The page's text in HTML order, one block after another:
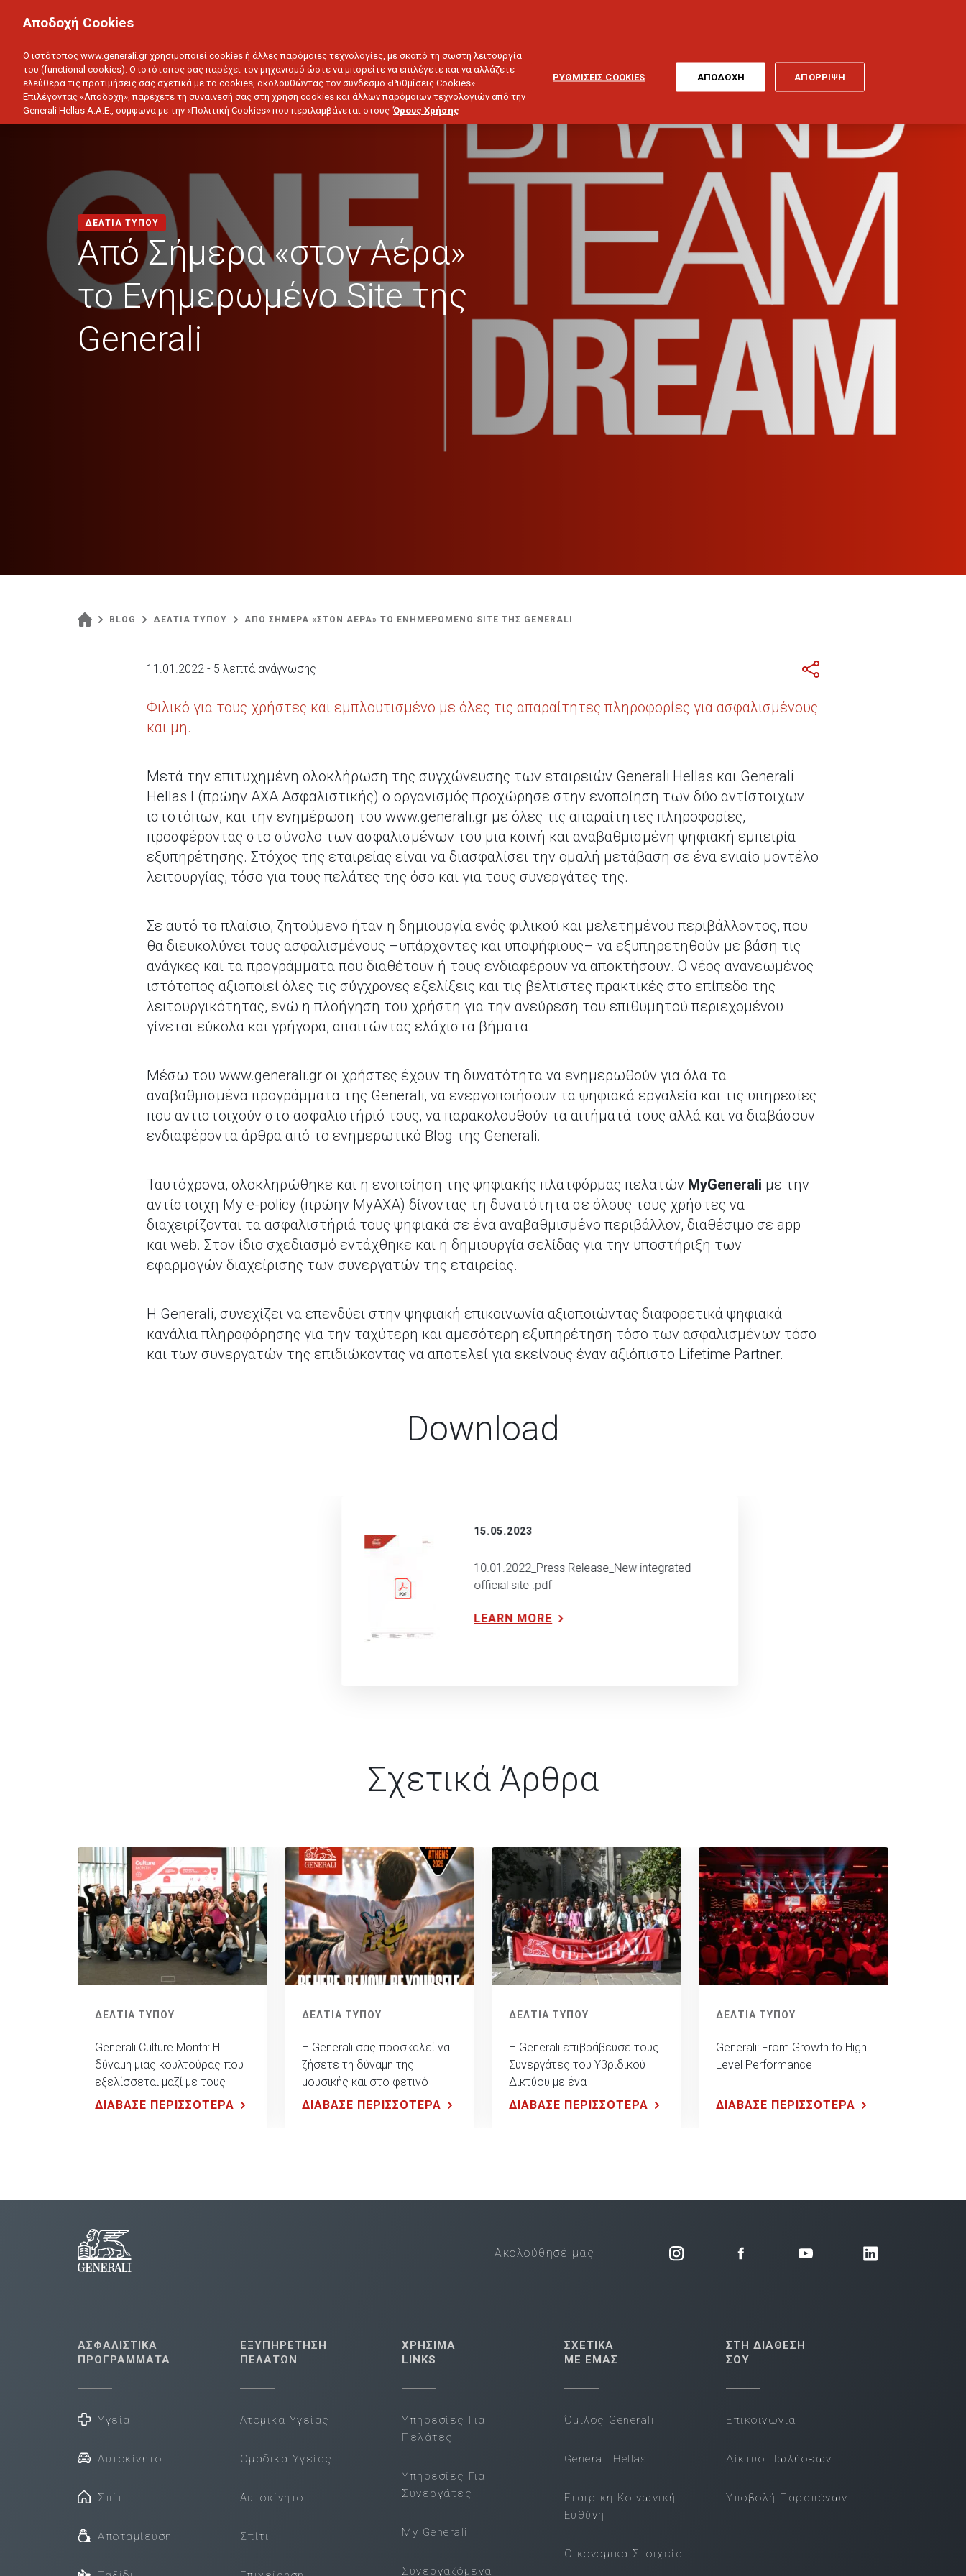
ΥΓΕΙΑ ΑΥΤΟΚΙΝΗΤΟ ΣΠΙΤΙ ΑΠΟΤΑΜΙΕΥΣΗ & ΕΠΕΝΔΥΣΕΙΣ ΤΑΞΙΔΙ ΣΚΑΦΟΣ
ΔΕΛΤΙΑ ΤΥΠΟΥ
Από Σήμερα «στον Αέρα»
το Ενημερωμένο Site της
Generali
BLOG ΔΕΛΤΙΑ ΤΥΠΟΥ ΑΠΟ ΣΗΜΕΡΑ «ΣΤΟΝ ΑΕΡΑ» ΤΟ ΕΝΗΜΕΡΩΜΕΝΟ SITE ΤΗΣ GENERALI
11.01.2022 - 5 λεπτά ανάγνωσης
Φιλικό για τους χρήστες και εμπλουτισμένο με όλες τις απαραίτητες πληροφορίες για ασφαλισμένους
και μη.
Μετά την επιτυχημένη ολοκλήρωση της συγχώνευσης των εταιρειών Generali Hellas και Generali
Hellas I (πρώην ΑΧΑ Ασφαλιστικής) ο οργανισμός προχώρησε στην ενοποίηση των δύο αντίστοιχων
ιστοτόπων, και την ενημέρωση του www.generali.gr με όλες τις απαραίτητες πληροφορίες,
προσφέροντας στο σύνολο των ασφαλισμένων του μια κοινή και αναβαθμισμένη ψηφιακή εμπειρία
εξυπηρέτησης. Στόχος της εταιρείας είναι να διασφαλίσει την ομαλή μετάβαση σε ένα ενιαίο μοντέλο
λειτουργίας, τόσο για τους πελάτες της όσο και για τους συνεργάτες της.
Σε αυτό το πλαίσιο, ζητούμενο ήταν η δημιουργία ενός φιλικού και μελετημένου περιβάλλοντος, που
θα διευκολύνει τους ασφαλισμένους –υπάρχοντες και υποψήφιους– να εξυπηρετηθούν με βάση τις
ανάγκες και τα προγράμματα που διαθέτουν ή τους ενδιαφέρουν να αποκτήσουν. Ο νέος ανανεωμένος
ιστότοπος αξιοποιεί όλες τις σύγχρονες εξελίξεις και τις βέλτιστες πρακτικές στο επίπεδο της
λειτουργικότητας, ενώ η πλοήγηση του χρήστη για την ανεύρεση του επιθυμητού περιεχομένου
γίνεται εύκολα και γρήγορα, απαιτώντας ελάχιστα βήματα.
Μέσω του www.generali.gr οι χρήστες έχουν τη δυνατότητα να ενημερωθούν για όλα τα
αναβαθμισμένα προγράμματα της Generali, να ενεργοποιήσουν τα ψηφιακά εργαλεία και τις υπηρεσίες
που αντιστοιχούν στο ασφαλιστήριό τους, να παρακολουθούν τα αιτήματά τους αλλά και να διαβάσουν
ενδιαφέροντα άρθρα από το ενημερωτικό Blog της Generali.
Ταυτόχρονα, ολοκληρώθηκε και η ενοποίηση της ψηφιακής πλατφόρμας πελατών MyGenerali με την
αντίστοιχη My e-policy (πρώην MyAΧΑ) δίνοντας τη δυνατότητα σε όλους τους χρήστες να
διαχειρίζονται τα ασφαλιστήριά τους ψηφιακά σε ένα αναβαθμισμένο περιβάλλον, διαθέσιμο σε app
και web. Στον ίδιο σχεδιασμό εντάχθηκε και η δημιουργία σελίδας για την υποστήριξη των
εφαρμογών διαχείρισης των συνεργατών της εταιρείας.
Η Generali, συνεχίζει να επενδύει στην ψηφιακή επικοινωνία αξιοποιώντας διαφορετικά ψηφιακά
κανάλια πληροφόρησης για την ταχύτερη και αμεσότερη εξυπηρέτηση τόσο των ασφαλισμένων τόσο
και των συνεργατών της επιδιώκοντας να αποτελεί για εκείνους έναν αξιόπιστο Lifetime Partner.
Download
15.05.2023
10.01.2022_Press Release_New integrated
official site .pdf
LEARN MORE
Σχετικά Άρθρα
ΔΕΛΤΙΑ ΤΥΠΟΥ
Generali Culture Month: Η
δύναμη μιας κουλτούρας που
εξελίσσεται μαζί με τους
ανθρώπους της
ΔΙΑΒΑΣΕ ΠΕΡΙΣΣΟΤΕΡΑ
ΔΕΛΤΙΑ ΤΥΠΟΥ
Η Generali σας προσκαλεί να
ζήσετε τη δύναμη της
μουσικής και στο φετινό
Release Athens Festival!
ΔΙΑΒΑΣΕ ΠΕΡΙΣΣΟΤΕΡΑ
ΔΕΛΤΙΑ ΤΥΠΟΥ
Η Generali επιβράβευσε τους
Συνεργάτες του Υβριδικού
Δικτύου με ένα
πολυδιάστατο ταξίδι
ΔΙΑΒΑΣΕ ΠΕΡΙΣΣΟΤΕΡΑ
ΔΕΛΤΙΑ ΤΥΠΟΥ
Generali: From Growth to High
Level Performance
ΔΙΑΒΑΣΕ ΠΕΡΙΣΣΟΤΕΡΑ
Ακολούθησέ μας
ΑΣΦΑΛΙΣΤΙΚΑ
ΠΡΟΓΡΑΜΜΑΤΑ
Υγεία
Αυτοκίνητο
Σπίτι
Αποταμίευση
ΕΞΥΠΗΡΕΤΗΣΗ
ΠΕΛΑΤΩΝ
Ατομικά Υγείας
Ομαδικά Υγείας
Αυτοκίνητο
Σπίτι
ΧΡΗΣΙΜΑ
LINKS
Υπηρεσίες Για
Πελάτες
Υπηρεσίες Για
Συνεργάτες
My Generali
Συνεργαζόμενα
ΣΧΕΤΙΚΑ
ΜΕ ΕΜΑΣ
Όμιλος Generali
Generali Hellas
Εταιρική Κοινωνική
Ευθύνη
Οικονομικά Στοιχεία
ΣΤΗ ΔΙΑΘΕΣΗ
ΣΟΥ
Επικοινωνία
Δίκτυο Πωλήσεων
Υποβολή Παραπόνων
Αποδοχή Cookies
Ο ιστότοπος www.generali.gr χρησιμοποιεί cookies ή άλλες παρόμοιες τεχνολογίες, με σκοπό τη σωστή λειτουργία
του (functional cookies). Ο ιστότοπος σας παρέχει τον μηχανισμό ώστε να μπορείτε να επιλέγετε και να αλλάζετε
ελεύθερα τις προτιμήσεις σας σχετικά με τα cookies, ακολουθώντας τον σύνδεσμο «Ρυθμίσεις Cookies».
Επιλέγοντας «Αποδοχή», παρέχετε τη συναίνεσή σας στη χρήση cookies και άλλων παρόμοιων τεχνολογιών από την
Generali Hellas A.A.E., σύμφωνα με την «Πολιτική Cookies» που περιλαμβάνεται στους Όρους Χρήσης
ΡΥΘΜΙΣΕΙΣ COOKIES ΑΠΟΡΡΙΨΗ
ΑΠΟΔΟΧΗ